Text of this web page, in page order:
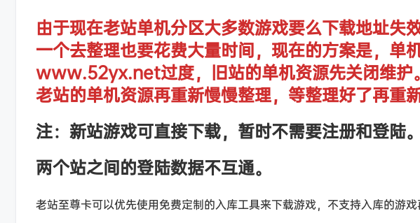
由于现在老站单机分区大多数游戏要么下载地址失
一个去整理也要花费大量时间，现在的方案是，单
www.52yx.net过度，旧站的单机资源先关闭维护
老站的单机资源再重新慢慢整理，等整理好了再重新
注：新站游戏可直接下载，暂时不需要注册和登陆。
两个站之间的登陆数据不互通。
老站至尊卡可以优先使用免费定制的入库工具来下载游戏，不支持入库的游戏